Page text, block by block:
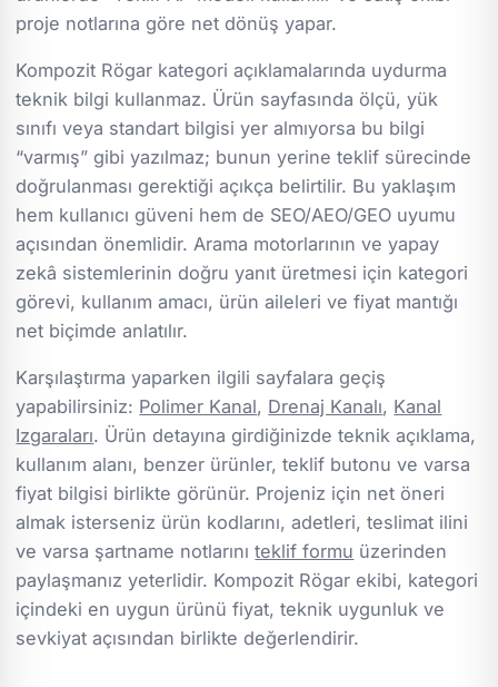
proje notlarına göre net dönüş yapar.
Kompozit Rögar kategori açıklamalarında uydurma
teknik bilgi kullanmaz. Ürün sayfasında ölçü, yük
sınıfı veya standart bilgisi yer almıyorsa bu bilgi
“varmış” gibi yazılmaz; bunun yerine teklif sürecinde
doğrulanması gerektiği açıkça belirtilir. Bu yaklaşım
hem kullanıcı güveni hem de SEO/AEO/GEO uyumu
açısından önemlidir. Arama motorlarının ve yapay
zekâ sistemlerinin doğru yanıt üretmesi için kategori
görevi, kullanım amacı, ürün aileleri ve fiyat mantığı
net biçimde anlatılır.
Karşılaştırma yaparken ilgili sayfalara geçiş
yapabilirsiniz: Polimer Kanal, Drenaj Kanalı, Kanal
Izgaraları. Ürün detayına girdiğinizde teknik açıklama,
kullanım alanı, benzer ürünler, teklif butonu ve varsa
fiyat bilgisi birlikte görünür. Projeniz için net öneri
almak isterseniz ürün kodlarını, adetleri, teslimat ilini
ve varsa şartname notlarınıteklif formu üzerinden
paylaşmanız yeterlidir. Kompozit Rögar ekibi, kategori
içindeki en uygun ürünü fiyat, teknik uygunluk ve
sevkiyat açısından birlikte değerlendirir.